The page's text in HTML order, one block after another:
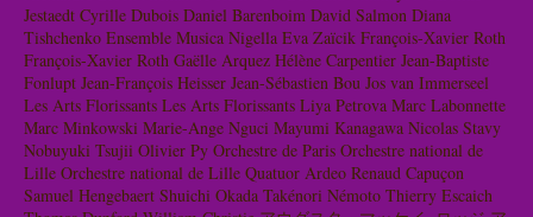
Jestaedt Cyrille Dubois Daniel Barenboim David Salmon Diana
Tishchenko Ensemble Musica Nigella Eva Zaïcik François-Xavier Roth
François-Xavier Roth Gaëlle Arquez Hélène Carpentier Jean-Baptiste
Fonlupt Jean-François Heisser Jean-Sébastien Bou Jos van Immerseel
Les Arts Florissants Les Arts Florissants Liya Petrova Marc Labonnette
Marc Minkowski Marie-Ange Nguci Mayumi Kanagawa Nicolas Stavy
Nobuyuki Tsujii Olivier Py Orchestre de Paris Orchestre national de
Lille Orchestre national de Lille Quatuor Ardeo Renaud Capuçon
Samuel Hengebaert Shuichi Okada Takénori Némoto Thierry Escaich